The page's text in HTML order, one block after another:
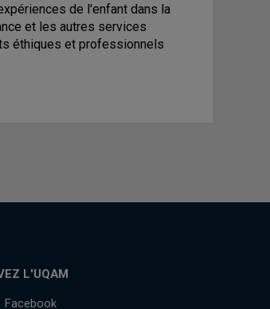
de l'enfant dans la
et les autres services
éthiques et professionnels
L'UQAM
Facebook